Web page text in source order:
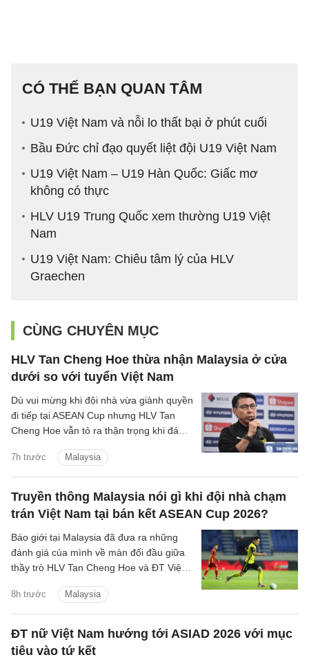
CÓ THỂ BẠN QUAN TÂM
U19 Việt Nam và nỗi lo thất bại ở phút cuối
Bầu Đức chỉ đạo quyết liệt đội U19 Việt Nam
U19 Việt Nam – U19 Hàn Quốc: Giấc mơ
không có thực
HLV U19 Trung Quốc xem thường U19 Việt
Nam
U19 Việt Nam: Chiêu tâm lý của HLV
Graechen
CÙNG CHUYÊN MỤC
HLV Tan Cheng Hoe thừa nhận Malaysia ở cửa
dưới so với tuyển Việt Nam
7h trước Malaysia
Dù vui mừng khi đội nhà vừa giành quyền
đi tiếp tại ASEAN Cup nhưng HLV Tan
Cheng Hoe vẫn tỏ ra thận trọng khi đánh
Việt Nam.
Truyền thông Malaysia nói gì khi đội nhà chạm
trán Việt Nam tại bán kết ASEAN Cup 2026?
8h trước Malaysia
Báo giới tại Malaysia đã đưa ra những
đánh giá của mình về màn đối đầu giữa
thầy trò HLV Tan Cheng Hoe và ĐT Việt
sắp tới.
ĐT nữ Việt Nam hướng tới ASIAD 2026 với mục
tiêu vào tứ kết